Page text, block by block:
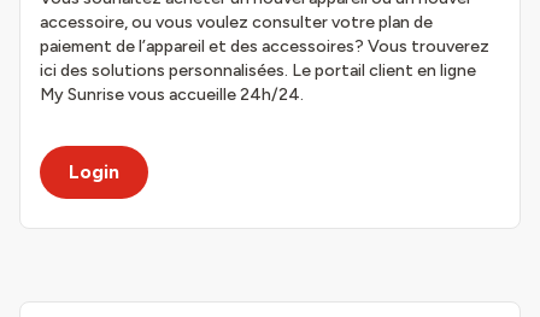
accessoire, ou vous voulez consulter votre plan de
paiement de l’appareil et des accessoires? Vous trouverez
ici des solutions personnalisées. Le portail client en ligne
My Sunrise vous accueille 24h/24.
Login